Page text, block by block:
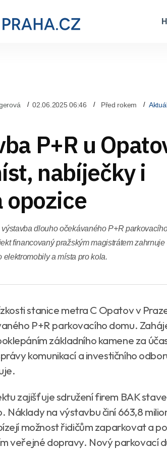
02.06.2025 06:46 Před rokem
P+R u
nabíječky i
dlouho očekávaného P+R
financovaný pražským magistrátem
elektromobily a místa pro kola.
stanice metra C Opatov v
P+R parkovacího domu.
základního kamene za
komunikací a investičního
zajišťuje sdružení firem BAK
Náklady na výstavbu činí 663,8
možnost řidičům zaparkovat a
veřejné dopravy. Nový parkovací